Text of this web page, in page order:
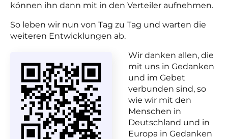
können ihn dann mit in den Verteiler aufnehmen.
So leben wir nun von Tag zu Tag und warten die
weiteren Entwicklungen ab.
Wir danken allen, die
mit uns in Gedanken
und im Gebet
verbunden sind, so
wie wir mit den
Menschen in
Deutschland und in
Europa in Gedanken